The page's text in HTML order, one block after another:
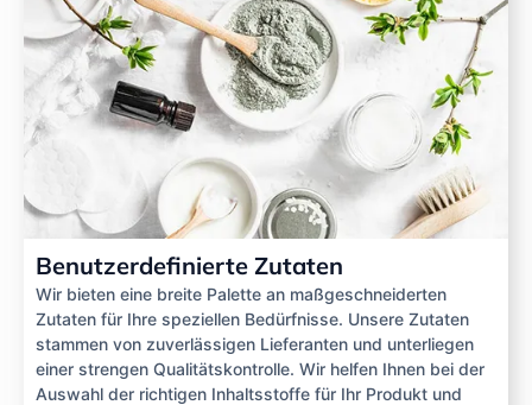
Benutzerdefinierte Zutaten
Wir bieten eine breite Palette an maßgeschneiderten
Zutaten für Ihre speziellen Bedürfnisse. Unsere Zutaten
stammen von zuverlässigen Lieferanten und unterliegen
einer strengen Qualitätskontrolle. Wir helfen Ihnen bei der
Auswahl der richtigen Inhaltsstoffe für Ihr Produkt und